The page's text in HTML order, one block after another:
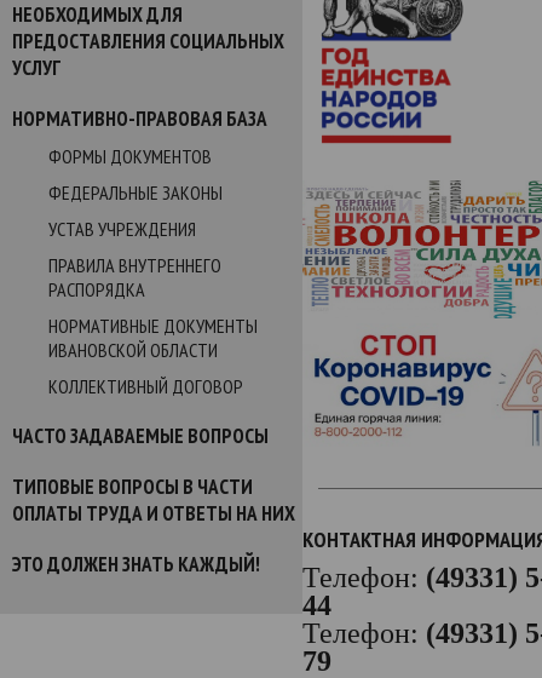
НЕОБХОДИМЫХ ДЛЯ
ПРЕДОСТАВЛЕНИЯ СОЦИАЛЬНЫХ
УСЛУГ
НОРМАТИВНО-ПРАВОВАЯ БАЗА
ФОРМЫ ДОКУМЕНТОВ
ФЕДЕРАЛЬНЫЕ ЗАКОНЫ
УСТАВ УЧРЕЖДЕНИЯ
ПРАВИЛА ВНУТРЕННЕГО
РАСПОРЯДКА
НОРМАТИВНЫЕ ДОКУМЕНТЫ
ИВАНОВСКОЙ ОБЛАСТИ
КОЛЛЕКТИВНЫЙ ДОГОВОР
ЧАСТО ЗАДАВАЕМЫЕ ВОПРОСЫ
ТИПОВЫЕ ВОПРОСЫ В ЧАСТИ
ОПЛАТЫ ТРУДА И ОТВЕТЫ НА НИХ
ЭТО ДОЛЖЕН ЗНАТЬ КАЖДЫЙ!
КОНТАКТНАЯ
Телефон: (49331)
44
Телефон: (49331)
79